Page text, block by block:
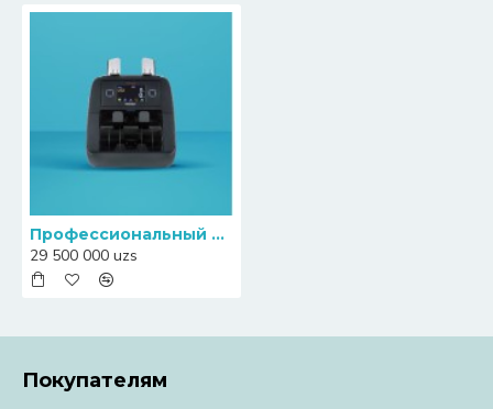
Профессиональный двухкарманный мультивалютный счетчик-сортировщик банкнот Magner 2000F с функцией распознавания ветхости
29 500 000 uzs
Покупателям